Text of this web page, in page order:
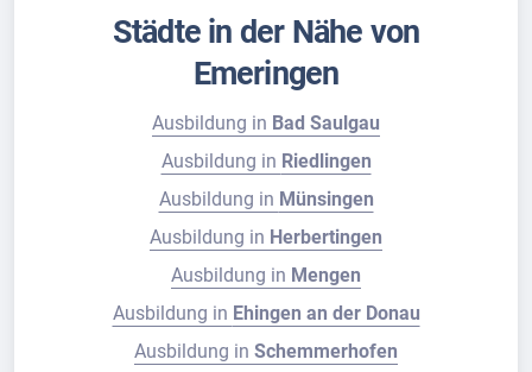
Städte in der Nähe von
Emeringen
Ausbildung in Bad Saulgau
Ausbildung in Riedlingen
Ausbildung in Münsingen
Ausbildung in Herbertingen
Ausbildung in Mengen
Ausbildung in Ehingen an der Donau
Ausbildung in Schemmerhofen